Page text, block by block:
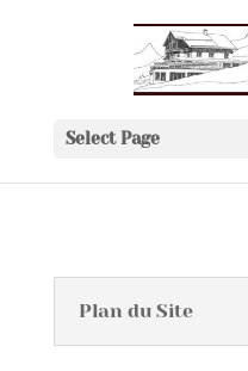
Select Page
Plan du Site